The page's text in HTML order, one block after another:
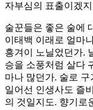
자부심의 표출이겠
술꾼들은 좋은 술에
이태백 이래로 얼마
흥겨이 노닐었던가.
승을 소풍처럼 살다
마나 많던가. 술로
일어선 인생사도 즐
의 것일지도. 향기로